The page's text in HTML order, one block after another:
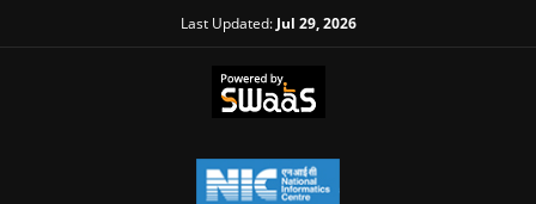
Last Updated: Jul 29, 2026